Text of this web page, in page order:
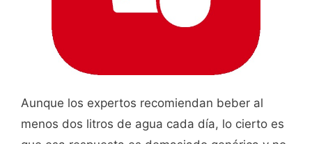
Aunque los expertos recomiendan beber al
menos dos litros de agua cada día, lo cierto es